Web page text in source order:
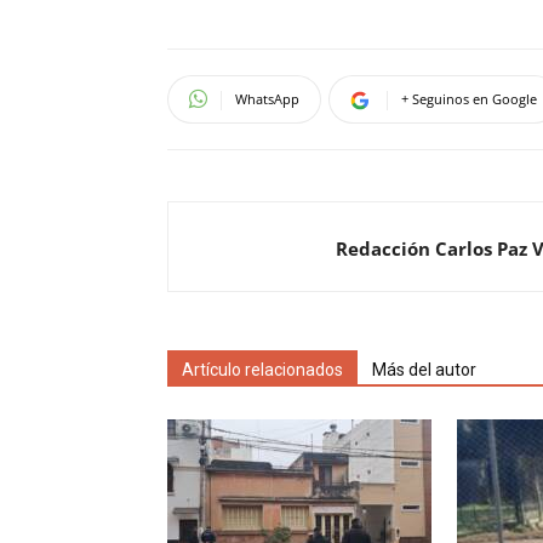
WhatsApp + Seguinos en Google
Redacción Carlos Paz
Artículo relacionados Más del autor